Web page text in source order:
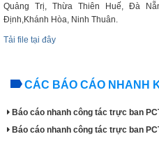
Quảng Trị, Thừa Thiên Huế, Đà
Định,Khánh Hòa, Ninh Thuân.
Tải file tại đây
CÁC BÁO CÁO NHANH
Báo cáo nhanh công tác trực ban
Báo cáo nhanh công tác trực ban